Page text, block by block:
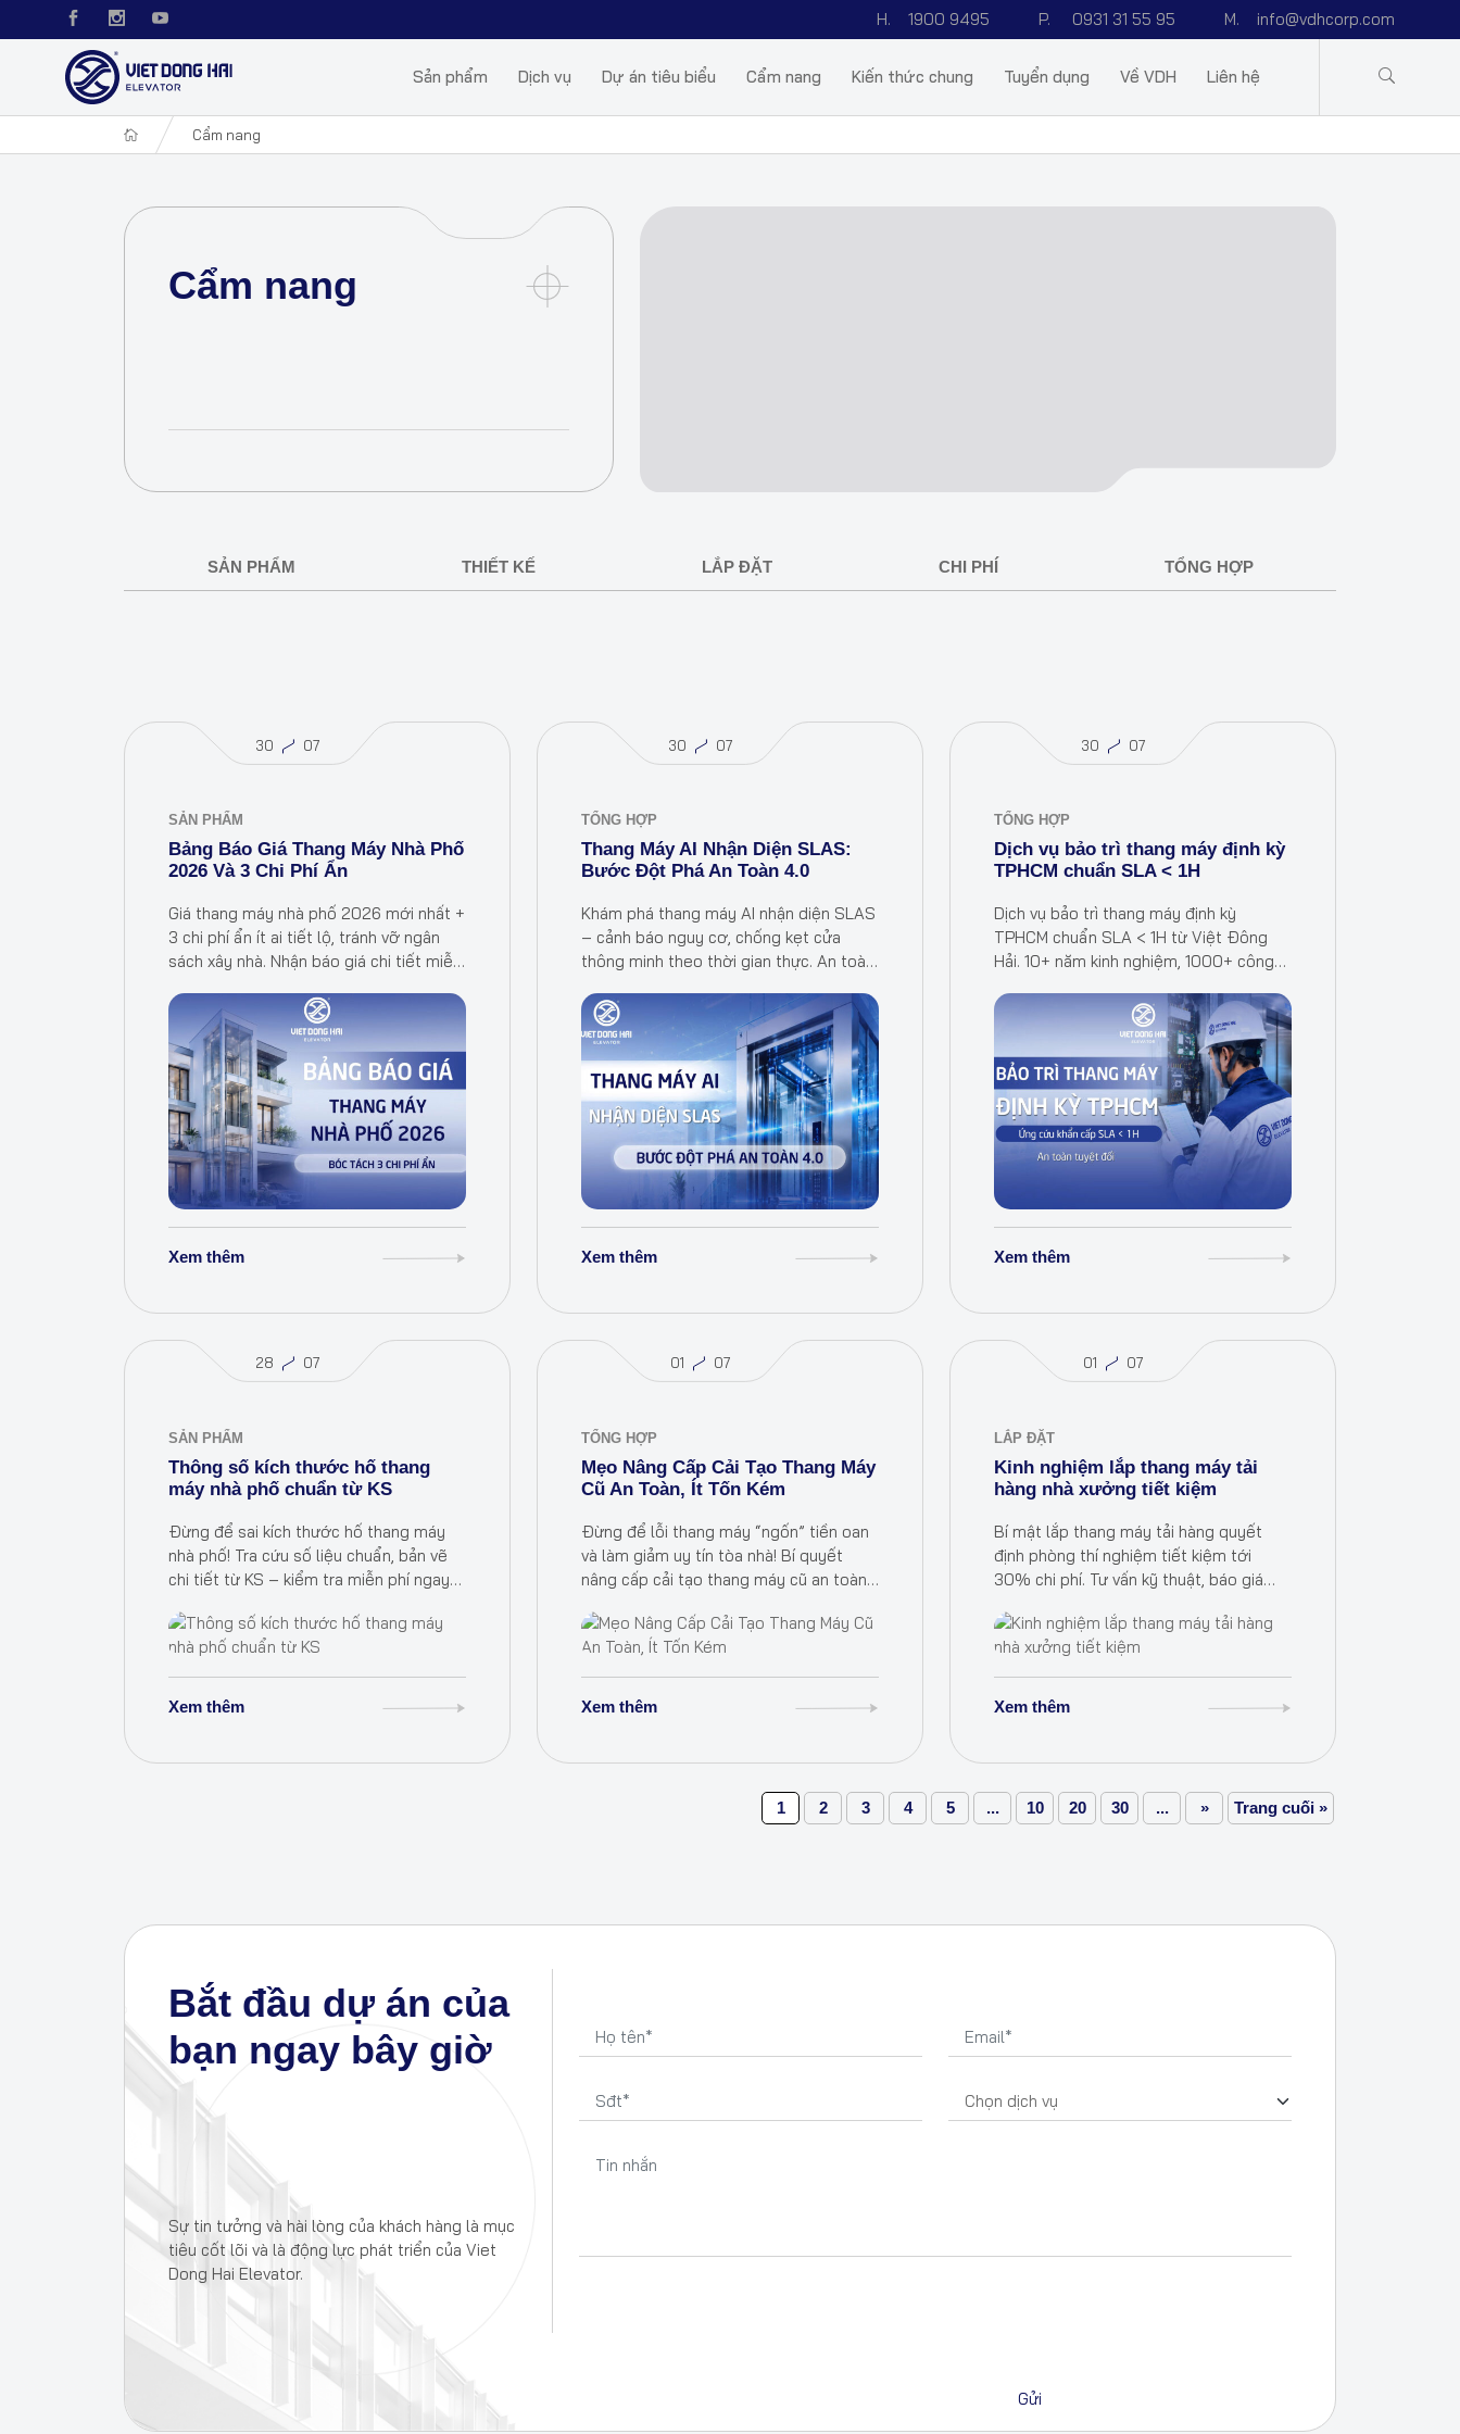
H. 1900 9495 P. 0931 31 55 95 M. info@vdhcorp.com
Sản phẩm Dịch vụ Dự án tiêu biểu Cẩm nang Kiến thức chung Tuyển dụng Về VDH Liên hệ
Cẩm nang
Cẩm nang
SẢN PHẨM THIẾT KẾ LẮP ĐẶT CHI PHÍ TỔNG HỢP
30 07
SẢN PHẨM
Bảng Báo Giá Thang Máy Nhà Phố
2026 Và 3 Chi Phí Ẩn
Giá thang máy nhà phố 2026 mới nhất +
3 chi phí ẩn ít ai tiết lộ, tránh vỡ ngân
sách xây nhà. Nhận báo giá chi tiết miễn
Xem thêm
30 07
TỔNG HỢP
Thang Máy AI Nhận Diện SLAS:
Bước Đột Phá An Toàn 4.0
Khám phá thang máy AI nhận diện SLAS
– cảnh báo nguy cơ, chống kẹt cửa
thông minh theo thời gian thực. An toàn
Xem thêm
30 07
TỔNG HỢP
Dịch vụ bảo trì thang máy định kỳ
TPHCM chuẩn SLA < 1H
Dịch vụ bảo trì thang máy định kỳ
TPHCM chuẩn SLA < 1H từ Việt Đông
Hải. 10+ năm kinh nghiệm, 1000+ công
ngay!
Xem thêm
28 07
SẢN PHẨM
Thông số kích thước hố thang
máy nhà phố chuẩn từ KS
Đừng để sai kích thước hố thang máy
nhà phố! Tra cứu số liệu chuẩn, bản vẽ
chi tiết từ KS – kiểm tra miễn phí ngay
Xem thêm
01 07
TỔNG HỢP
Mẹo Nâng Cấp Cải Tạo Thang Máy
Cũ An Toàn, Ít Tốn Kém
Đừng để lỗi thang máy “ngốn” tiền oan
và làm giảm uy tín tòa nhà! Bí quyết
nâng cấp cải tạo thang máy cũ an toàn
chi phí cho chung cư,…
Xem thêm
01 07
LẮP ĐẶT
Kinh nghiệm lắp thang máy tải
hàng nhà xưởng tiết kiệm
Bí mật lắp thang máy tải hàng quyết
định phòng thí nghiệm tiết kiệm tới
30% chi phí. Tư vấn kỹ thuật, báo giá
ngay hôm nay!
Xem thêm
1 2 3 4 5 ... 10 20 30 ... » Trang cuối »
Bắt đầu dự án của
bạn ngay bây giờ
Sự tin tưởng và hài lòng của khách hàng là mục
tiêu cốt lõi và là động lực phát triển của Viet
Dong Hai Elevator.